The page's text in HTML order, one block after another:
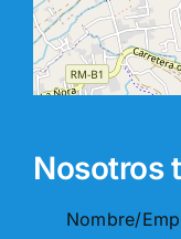
Nosotros
Nombre/